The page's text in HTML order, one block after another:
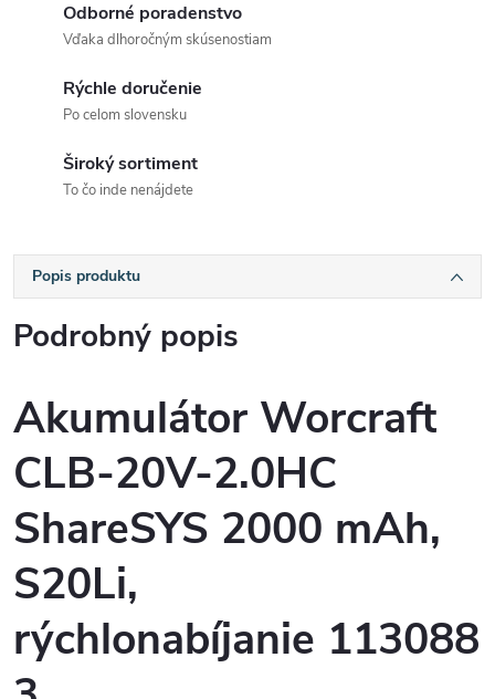
Odborné poradenstvo
Vďaka dlhoročným skúsenostiam
Rýchle doručenie
Po celom slovensku
Široký sortiment
To čo inde nenájdete
Popis produktu
Podrobný popis
Akumulátor Worcraft
CLB-20V-2.0HC
ShareSYS 2000 mAh,
S20Li,
rýchlonabíjanie 113088